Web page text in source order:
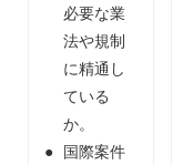
必要な業
法や規制
に精通し
ている
か。
国際案件